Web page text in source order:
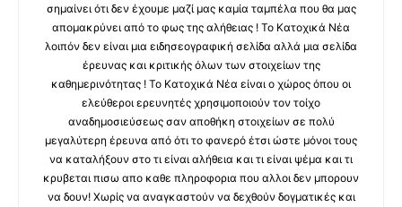
σημαίνει ότι δεν έχουμε μαζί μας καμία ταμπέλα που θα μας
απομακρύνει από το φως της αλήθειας ! Το Κατοχικά Νέα
λοιπόν δεν είναι μια ειδησεογραφική σελίδα αλλά μια σελίδα
έρευνας και κριτικής όλων των στοιχείων της
καθημερινότητας ! Το Κατοχικά Νέα είναι ο χώρος όπου οι
ελεύθεροι ερευνητές χρησιμοποιούν τον τοίχο
αναδημοσιεύσεως σαν αποθήκη στοιχείων σε πολύ
μεγαλύτερη έρευνα από ότι το φανερό έτσι ώστε μόνοι τους
να καταλήξουν στο τι είναι αλήθεια και τι είναι ψέμα και τι
κρυβεται πισω απο καθε πληροφορια που αλλοι δεν μπορουν
να δουν! Χωρίς να αναγκαστούν να δεχθούν δογματικές και